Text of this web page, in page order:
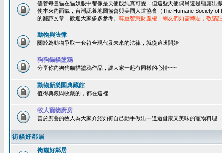
儘管每隻貓在貓奴眼中都像是天使般純真可愛，但這些天使偶爾還是顯露出
使本來的面貌，台灣認養地圖協會與美國人道協會（The Humane Society
的翻譯文章，歡迎大家多多參考。 尊重智慧財產權，網友們如需轉貼，敬請
動物與法律
關於為動物爭取一套符合現代及未來的法律，就從這邊開始
狗狗貓貓塗鴉
分享你的狗狗貓貓塗鴉作品，讓大家一起有同樣的心情~~~
動物新樂園典藏館
值得典藏與收藏的，都在這裡
牧人寵物廚房
善於廚藝的牧人為大家介紹如何自己動手做出一道道健康又美味的寵物料理
街貓好鄰居
街貓好鄰居